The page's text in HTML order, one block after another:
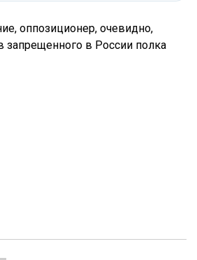
оппозиционер, очевидно,
запрещенного в России полка